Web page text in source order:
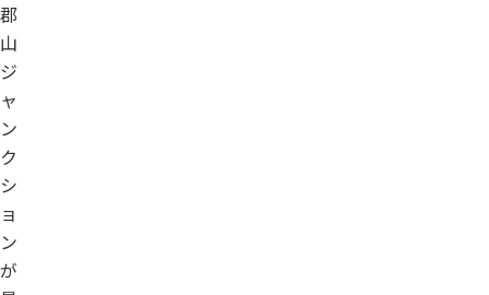
郡
山
ジ
ャ
ン
ク
シ
ョ
ン
が